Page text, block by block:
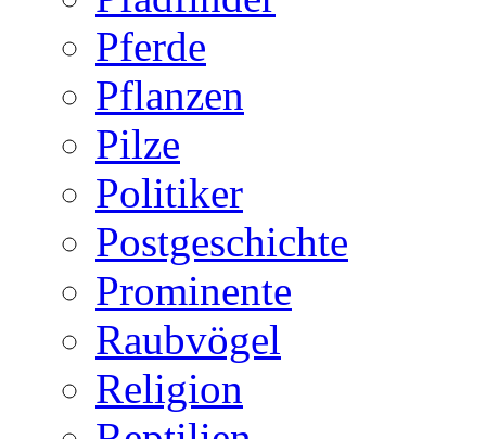
Pferde
Pflanzen
Pilze
Politiker
Postgeschichte
Prominente
Raubvögel
Religion